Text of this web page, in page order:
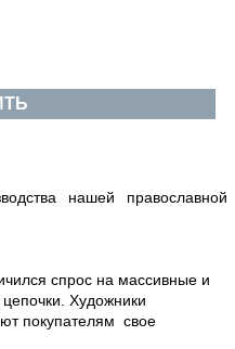
нашей православной
спрос на массивные и
Художники
покупателям свое